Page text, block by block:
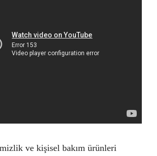
ve kişisel bakım ürünleri